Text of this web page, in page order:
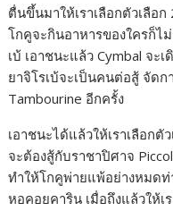
ตื่นขึ้นมาให้เราเลือกตัวเลือ
โกคูจะกินอาหารของใครก็ไ
เบ้ เอาชนะแล้ว Cymbal จะ
ยาจิโรเบ้จะเป็นคนต่อสู้ จัดก
Tambourine อีกครั้ง
เอาชนะได้แล้วให้เราเลือกตั
จะต้องสู้กับราชาปิศาจ
ทำให้โกคูพ่ายแพ้อย่างหมดท่
หอคอยคาริน เมื่อถึงแล้วให้